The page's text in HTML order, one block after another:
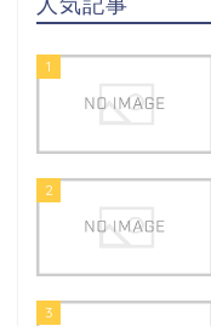
1
2
3